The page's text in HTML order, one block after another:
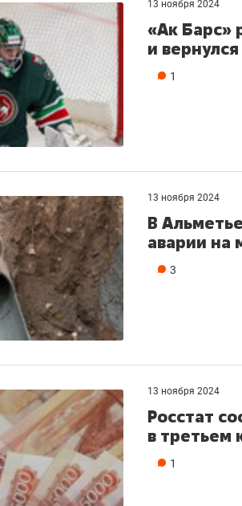
13 ноября 2024
«Ак Барс»
и
1
13 ноября 2024
В
аварии на
3
13 ноября 2024
Росстат
в третьем
1